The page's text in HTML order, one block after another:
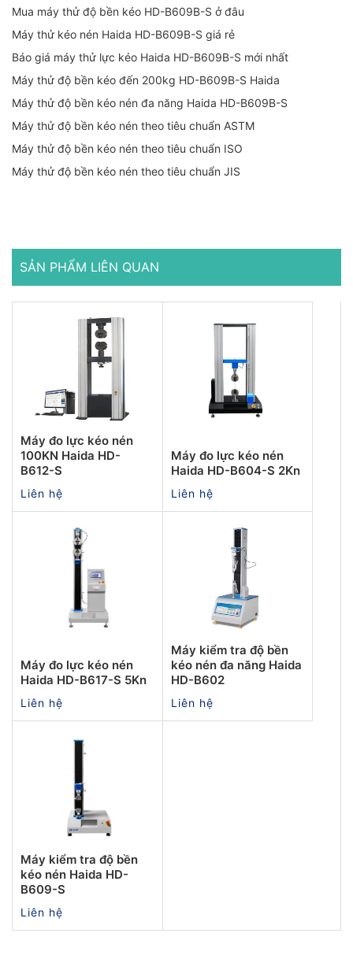
Mua máy thử độ bền kéo HD-B609B-S ở đâu
Máy thử kéo nén Haida HD-B609B-S giá rẻ
Báo giá máy thử lực kéo Haida HD-B609B-S mới nhất
Máy thử độ bền kéo đến 200kg HD-B609B-S Haida
Máy thử độ bền kéo nén đa năng Haida HD-B609B-S
Máy thử độ bền kéo nén theo tiêu chuẩn ASTM
Máy thử độ bền kéo nén theo tiêu chuẩn ISO
Máy thử độ bền kéo nén theo tiêu chuẩn JIS
SẢN PHẨM LIÊN QUAN
Máy đo lực kéo nén
100KN Haida HD-
B612-S
Liên hệ
Máy đo lực kéo nén
Haida HD-B604-S 2Kn
Liên hệ
Máy đo lực kéo nén
Haida HD-B617-S 5Kn
Liên hệ
Máy kiểm tra độ bền
kéo nén đa năng Haida
HD-B602
Liên hệ
Máy kiểm tra độ bền
kéo nén Haida HD-
B609-S
Liên hệ